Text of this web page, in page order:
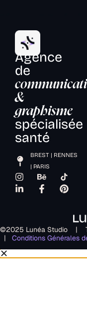
Agence
de
&
graphisme
spécialisée
santé
BREST | RENNES
| PARIS
©2025 Lunéa Studio |
| Conditions Générales